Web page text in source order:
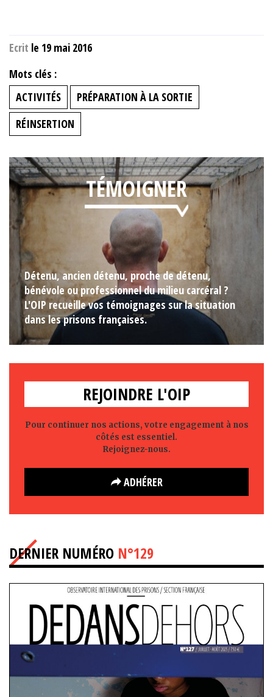
Ecrit le 19 mai 2016
Mots clés :
ACTIVITÉS
PRÉPARATION À LA SORTIE
RÉINSERTION
TÉMOIGNER
Détenu, ancien détenu, proche de détenu,
bénévole ou professionnel du milieu carcéral ?
L'OIP recueille vos témoignages sur la situation
dans les prisons françaises.
REJOINDRE L'OIP
Pour continuer nos actions, votre engagement à nos
côtés est essentiel.
Rejoignez-nous.
ADHÉRER
DERNIER NUMÉRO N°129